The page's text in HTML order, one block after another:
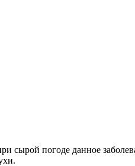
сырой погоде данное